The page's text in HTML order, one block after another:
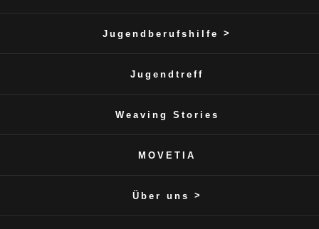
Jugendberufshilfe >
Jugendtreff
Weaving Stories
MOVETIA
Über uns >